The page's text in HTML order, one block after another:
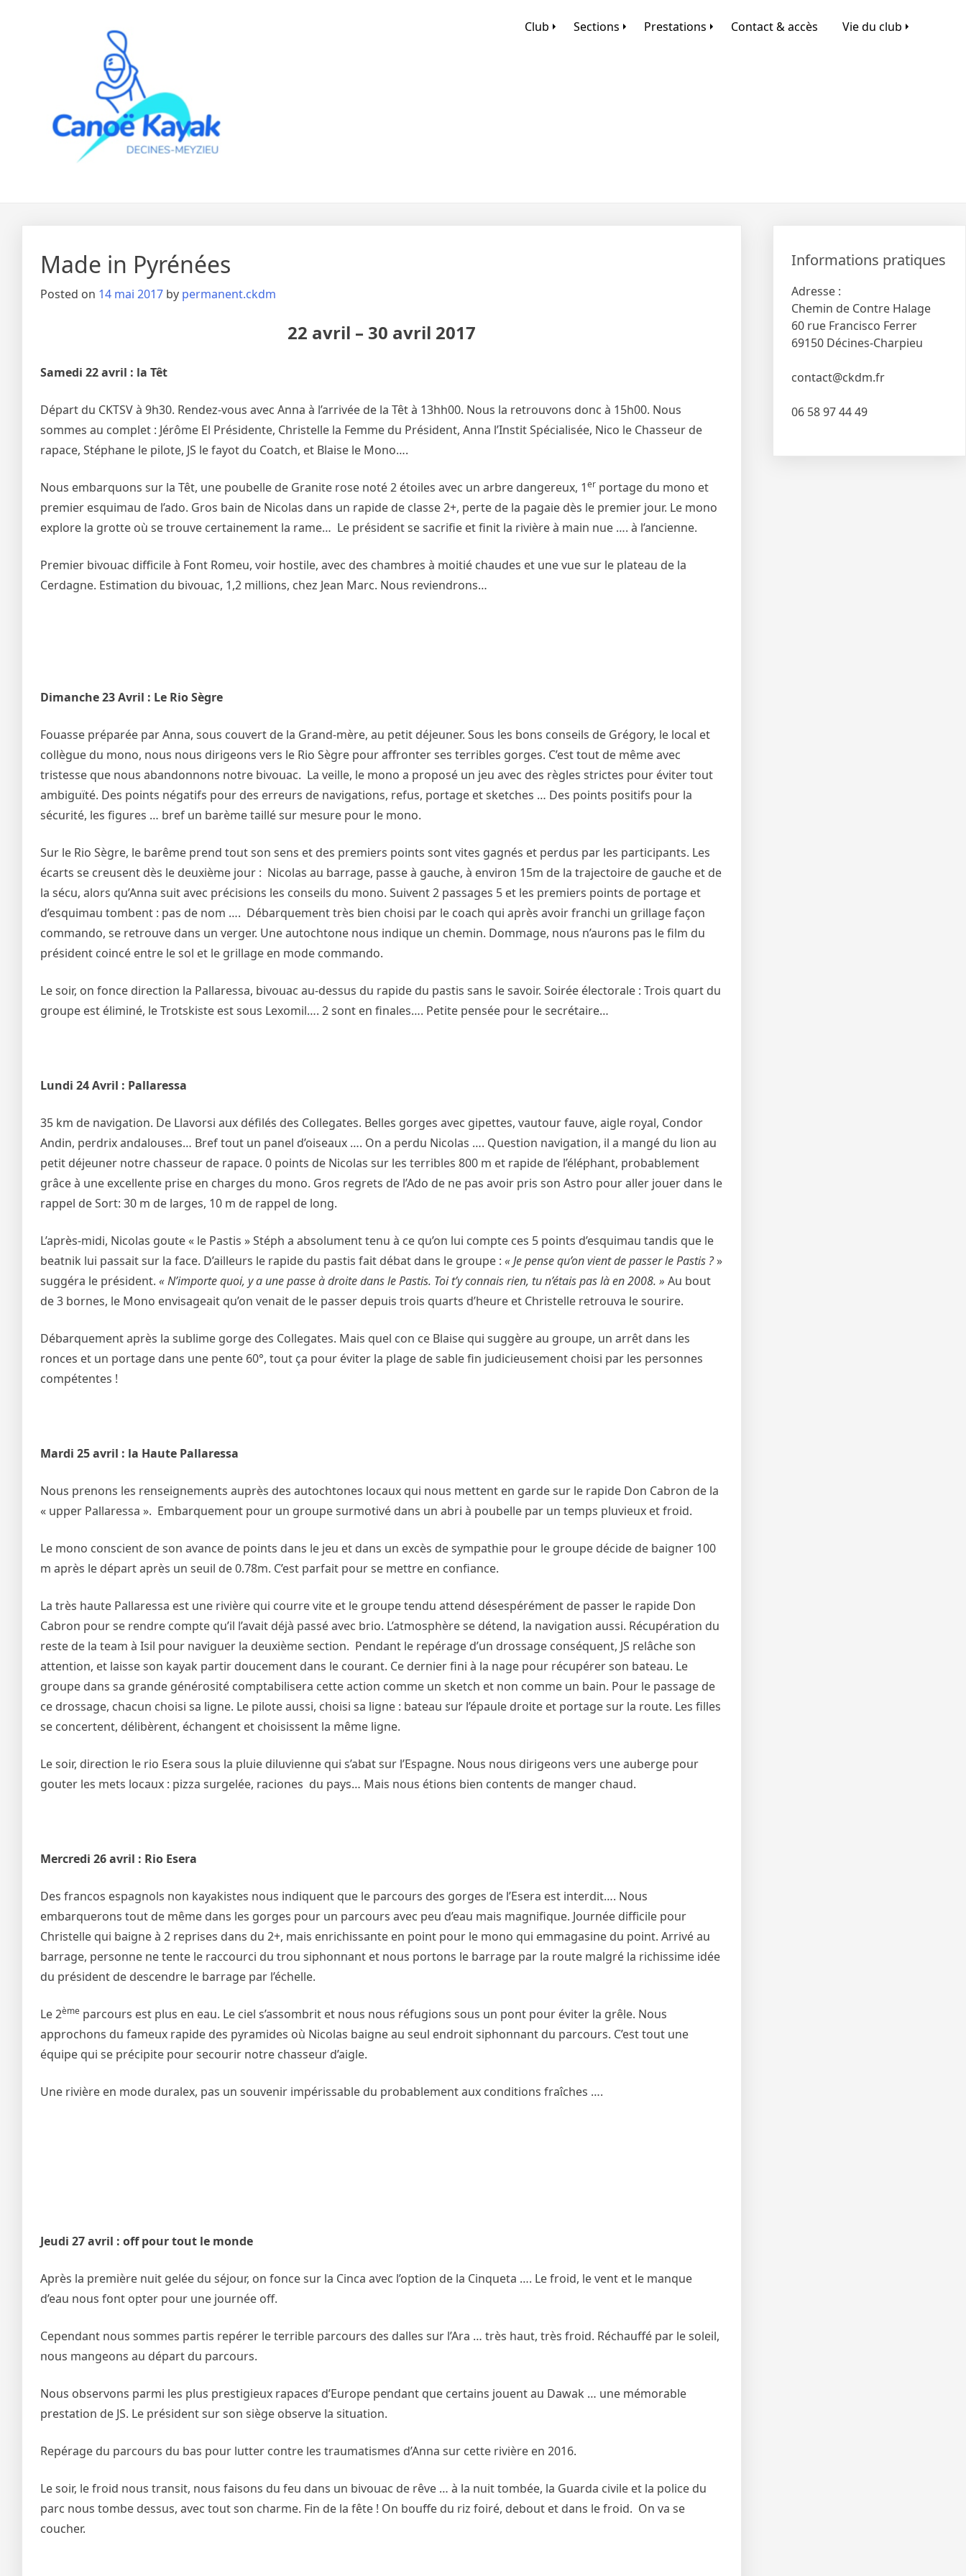
Club Sections Prestations Contact & accès Vie du club
Made in Pyrénées
Posted on 14 mai 2017 by permanent.ckdm
22 avril – 30 avril 2017
Samedi 22 avril : la Têt
Départ du CKTSV à 9h30. Rendez-vous avec Anna à l’arrivée de la Têt à 13hh00. Nous la retrouvons donc à 15h00. Nous
sommes au complet : Jérôme El Présidente, Christelle la Femme du Président, Anna l’Instit Spécialisée, Nico le Chasseur de
rapace, Stéphane le pilote, JS le fayot du Coatch, et Blaise le Mono….
Nous embarquons sur la Têt, une poubelle de Granite rose noté 2 étoiles avec un arbre dangereux, 1er portage du mono et
premier esquimau de l’ado. Gros bain de Nicolas dans un rapide de classe 2+, perte de la pagaie dès le premier jour. Le mono
explore la grotte où se trouve certainement la rame… Le président se sacrifie et finit la rivière à main nue …. à l’ancienne.
Premier bivouac difficile à Font Romeu, voir hostile, avec des chambres à moitié chaudes et une vue sur le plateau de la
Cerdagne. Estimation du bivouac, 1,2 millions, chez Jean Marc. Nous reviendrons…
Dimanche 23 Avril : Le Rio Sègre
Fouasse préparée par Anna, sous couvert de la Grand-mère, au petit déjeuner. Sous les bons conseils de Grégory, le local et
collègue du mono, nous nous dirigeons vers le Rio Sègre pour affronter ses terribles gorges. C’est tout de même avec
tristesse que nous abandonnons notre bivouac. La veille, le mono a proposé un jeu avec des règles strictes pour éviter tout
ambiguïté. Des points négatifs pour des erreurs de navigations, refus, portage et sketches … Des points positifs pour la
sécurité, les figures … bref un barème taillé sur mesure pour le mono.
Sur le Rio Sègre, le barême prend tout son sens et des premiers points sont vites gagnés et perdus par les participants. Les
écarts se creusent dès le deuxième jour : Nicolas au barrage, passe à gauche, à environ 15m de la trajectoire de gauche et de
la sécu, alors qu’Anna suit avec précisions les conseils du mono. Suivent 2 passages 5 et les premiers points de portage et
d’esquimau tombent : pas de nom …. Débarquement très bien choisi par le coach qui après avoir franchi un grillage façon
commando, se retrouve dans un verger. Une autochtone nous indique un chemin. Dommage, nous n’aurons pas le film du
président coincé entre le sol et le grillage en mode commando.
Le soir, on fonce direction la Pallaressa, bivouac au-dessus du rapide du pastis sans le savoir. Soirée électorale : Trois quart du
groupe est éliminé, le Trotskiste est sous Lexomil…. 2 sont en finales…. Petite pensée pour le secrétaire…
Lundi 24 Avril : Pallaressa
35 km de navigation. De Llavorsi aux défilés des Collegates. Belles gorges avec gipettes, vautour fauve, aigle royal, Condor
Andin, perdrix andalouses… Bref tout un panel d’oiseaux …. On a perdu Nicolas …. Question navigation, il a mangé du lion au
petit déjeuner notre chasseur de rapace. 0 points de Nicolas sur les terribles 800 m et rapide de l’éléphant, probablement
grâce à une excellente prise en charges du mono. Gros regrets de l’Ado de ne pas avoir pris son Astro pour aller jouer dans le
rappel de Sort: 30 m de larges, 10 m de rappel de long.
L’après-midi, Nicolas goute « le Pastis » Stéph a absolument tenu à ce qu’on lui compte ces 5 points d’esquimau tandis que le
beatnik lui passait sur la face. D’ailleurs le rapide du pastis fait débat dans le groupe : « Je pense qu’on vient de passer le Pastis ?»
suggéra le président. « N’importe quoi, y a une passe à droite dans le Pastis. Toi t’y connais rien, tu n’étais pas là en 2008. » Au bout
de 3 bornes, le Mono envisageait qu’on venait de le passer depuis trois quarts d’heure et Christelle retrouva le sourire.
Débarquement après la sublime gorge des Collegates. Mais quel con ce Blaise qui suggère au groupe, un arrêt dans les
ronces et un portage dans une pente 60°, tout ça pour éviter la plage de sable fin judicieusement choisi par les personnes
compétentes !
Mardi 25 avril : la Haute Pallaressa
Nous prenons les renseignements auprès des autochtones locaux qui nous mettent en garde sur le rapide Don Cabron de la
« upper Pallaressa ». Embarquement pour un groupe surmotivé dans un abri à poubelle par un temps pluvieux et froid.
Le mono conscient de son avance de points dans le jeu et dans un excès de sympathie pour le groupe décide de baigner 100
m après le départ après un seuil de 0.78m. C’est parfait pour se mettre en confiance.
La très haute Pallaressa est une rivière qui courre vite et le groupe tendu attend désespérément de passer le rapide Don
Cabron pour se rendre compte qu’il l’avait déjà passé avec brio. L’atmosphère se détend, la navigation aussi. Récupération du
reste de la team à Isil pour naviguer la deuxième section. Pendant le repérage d’un drossage conséquent, JS relâche son
attention, et laisse son kayak partir doucement dans le courant. Ce dernier fini à la nage pour récupérer son bateau. Le
groupe dans sa grande générosité comptabilisera cette action comme un sketch et non comme un bain. Pour le passage de
ce drossage, chacun choisi sa ligne. Le pilote aussi, choisi sa ligne : bateau sur l’épaule droite et portage sur la route. Les filles
se concertent, délibèrent, échangent et choisissent la même ligne.
Le soir, direction le rio Esera sous la pluie diluvienne qui s’abat sur l’Espagne. Nous nous dirigeons vers une auberge pour
gouter les mets locaux : pizza surgelée, raciones du pays… Mais nous étions bien contents de manger chaud.
Mercredi 26 avril : Rio Esera
Des francos espagnols non kayakistes nous indiquent que le parcours des gorges de l’Esera est interdit…. Nous
embarquerons tout de même dans les gorges pour un parcours avec peu d’eau mais magnifique. Journée difficile pour
Christelle qui baigne à 2 reprises dans du 2+, mais enrichissante en point pour le mono qui emmagasine du point. Arrivé au
barrage, personne ne tente le raccourci du trou siphonnant et nous portons le barrage par la route malgré la richissime idée
du président de descendre le barrage par l’échelle.
Le 2ème parcours est plus en eau. Le ciel s’assombrit et nous nous réfugions sous un pont pour éviter la grêle. Nous
approchons du fameux rapide des pyramides où Nicolas baigne au seul endroit siphonnant du parcours. C’est tout une
équipe qui se précipite pour secourir notre chasseur d’aigle.
Une rivière en mode duralex, pas un souvenir impérissable du probablement aux conditions fraîches ….
Jeudi 27 avril : off pour tout le monde
Après la première nuit gelée du séjour, on fonce sur la Cinca avec l’option de la Cinqueta …. Le froid, le vent et le manque
d’eau nous font opter pour une journée off.
Cependant nous sommes partis repérer le terrible parcours des dalles sur l’Ara … très haut, très froid. Réchauffé par le soleil,
nous mangeons au départ du parcours.
Nous observons parmi les plus prestigieux rapaces d’Europe pendant que certains jouent au Dawak … une mémorable
prestation de JS. Le président sur son siège observe la situation.
Repérage du parcours du bas pour lutter contre les traumatismes d’Anna sur cette rivière en 2016.
Le soir, le froid nous transit, nous faisons du feu dans un bivouac de rêve … à la nuit tombée, la Guarda civile et la police du
parc nous tombe dessus, avec tout son charme. Fin de la fête ! On bouffe du riz foiré, debout et dans le froid. On va se
coucher.
Informations pratiques
Adresse :
Chemin de Contre Halage
60 rue Francisco Ferrer
69150 Décines-Charpieu
contact@ckdm.fr
06 58 97 44 49